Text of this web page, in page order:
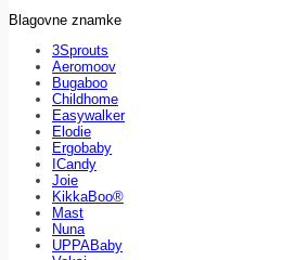
Blagovne znamke
3Sprouts
Aeromoov
Bugaboo
Childhome
Easywalker
Elodie
Ergobaby
ICandy
Joie
KikkaBoo®
Mast
Nuna
UPPABaby